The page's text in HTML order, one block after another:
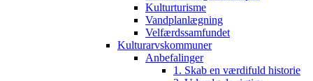
Kulturturisme
Vandplanlægning
Velfærdssamfundet
Kulturarvskommuner
Anbefalinger
1. Skab en værdifuld historie